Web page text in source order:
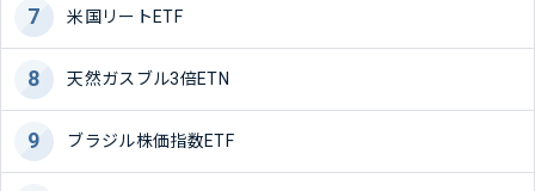
米国リートETF
天然ガスブル3倍ETN
ブラジル株価指数ETF